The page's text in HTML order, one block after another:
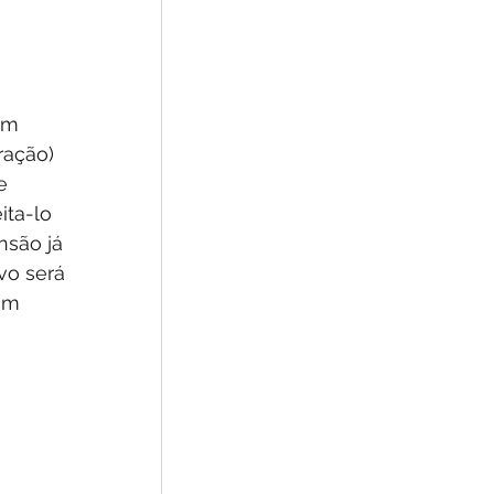
lo
já
será